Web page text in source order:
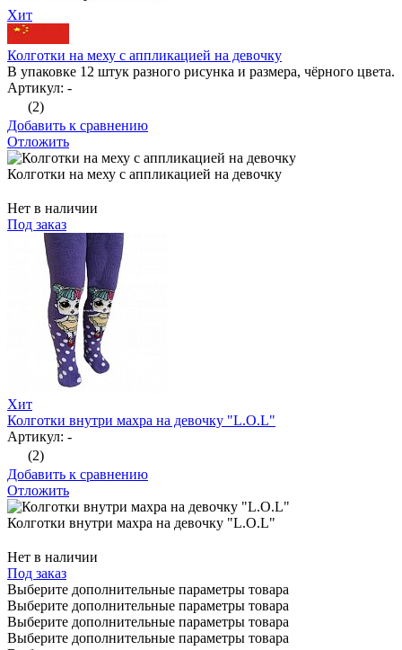
Хит
Колготки на меху с аппликацией на девочку
В упаковке 12 штук разного рисунка и размера, чёрного цвета.
Артикул: -
(2)
Добавить к сравнению
Отложить
Колготки на меху с аппликацией на девочку
Нет в наличии
Под заказ
Хит
Колготки внутри махра на девочку "L.O.L"
Артикул: -
(2)
Добавить к сравнению
Отложить
Колготки внутри махра на девочку "L.O.L"
Нет в наличии
Под заказ
Выберите дополнительные параметры товара
Выберите дополнительные параметры товара
Выберите дополнительные параметры товара
Выберите дополнительные параметры товара